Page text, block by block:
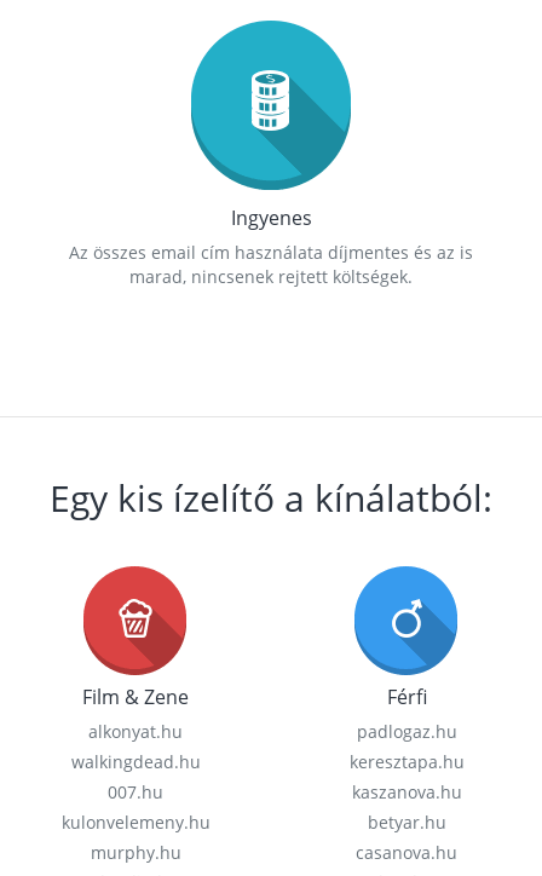
Ingyenes
Az összes email cím használata díjmentes és az is
marad, nincsenek rejtett költségek.
Egy kis ízelítő a kínálatból:
Film & Zene
alkonyat.hu
walkingdead.hu
007.hu
kulonvelemeny.hu
murphy.hu
Férfi
padlogaz.hu
keresztapa.hu
kaszanova.hu
betyar.hu
casanova.hu